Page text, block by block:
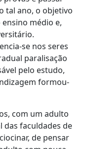
tal ano, o objetivo
médio e,
se nos seres
paralisação
pelo estudo,
formou-
com um adulto
das faculdades de
de pensar